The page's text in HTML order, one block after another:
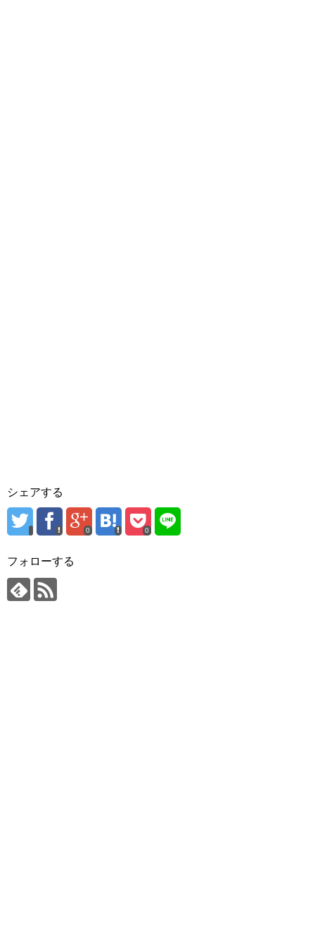
シェアする
0 0
フォローする